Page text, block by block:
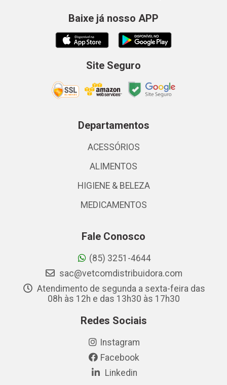
Baixe já nosso APP
Site Seguro
Departamentos
ACESSÓRIOS
ALIMENTOS
HIGIENE & BELEZA
MEDICAMENTOS
Fale Conosco
(85) 3251-4644
sac@vetcomdistribuidora.com
Atendimento de segunda a sexta-feira das
08h às 12h e das 13h30 às 17h30
Redes Sociais
Instagram
Facebook
Linkedin